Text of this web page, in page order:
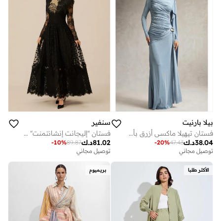
بيلا بارنيت
فستان تيهيلا ماكسي أزرق بأكمام طويلة وتصميم مكشكش
د.ك38.04
47.43
-20%
توصيل مجاني
سنفير
فستان "إليجانت إنشانتمنت" ماكسي من الدانتيل باللون الأسود وبنقشة البولكا دوت
د.ك81.02
89.87
-10%
توصيل مجاني
الأكثر طلبا بريميوم